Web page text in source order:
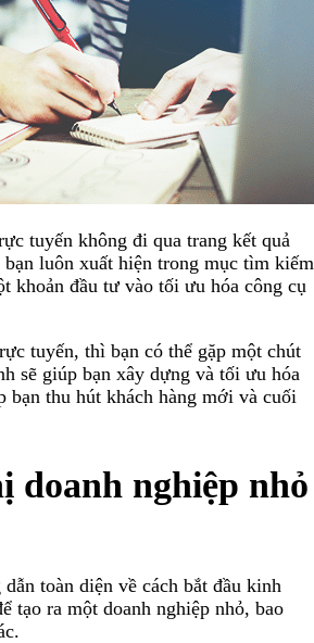
tuyến không đi qua trang kết quả
luôn xuất hiện trong mục tìm kiếm
khoản đầu tư vào tối ưu hóa công cụ
tuyến, thì bạn có thể gặp một chút
sẽ giúp bạn xây dựng và tối ưu hóa
thu hút khách hàng mới và cuối
doanh nghiệp nhỏ
toàn diện về cách bắt đầu kinh
tạo ra một doanh nghiệp nhỏ, bao